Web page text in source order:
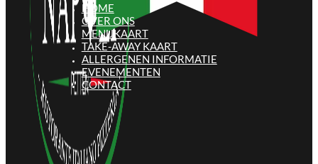
HOME
OVER ONS
MENUKAART
TAKE-AWAY KAART
ALLERGENEN INFORMATIE
EVENEMENTEN
CONTACT